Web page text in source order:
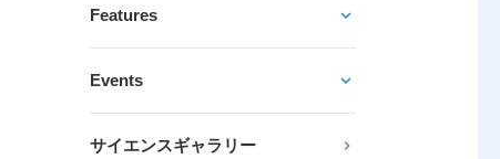
Features
Events
サイエンスギャラリー